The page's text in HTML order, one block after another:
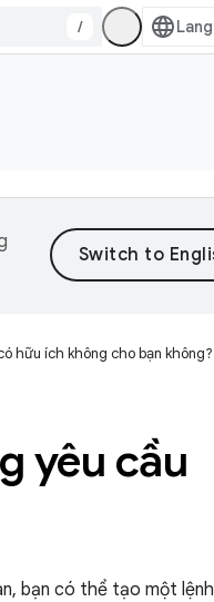
/
hữu ích không cho bạn không?
yêu cầu
bạn có thể tạo một lệnh